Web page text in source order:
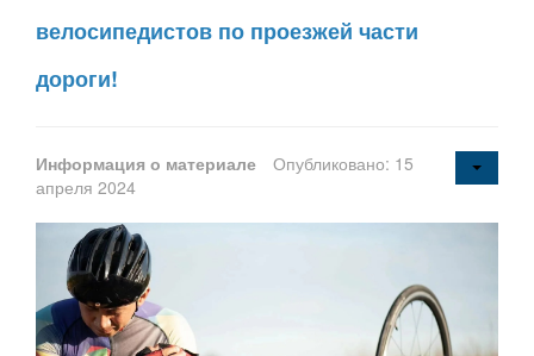
велосипедистов по проезжей части
дороги!
Информация о материале
Опубликовано: 15
апреля 2024